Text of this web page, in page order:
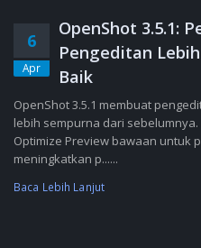
6
Apr
OpenShot 3.5.1:
Pengeditan
Baik
OpenShot 3.5.1 membuat
lebih sempurna dari
Optimize Preview bawaan untuk
meningkatkan p......
Baca Lebih Lanjut